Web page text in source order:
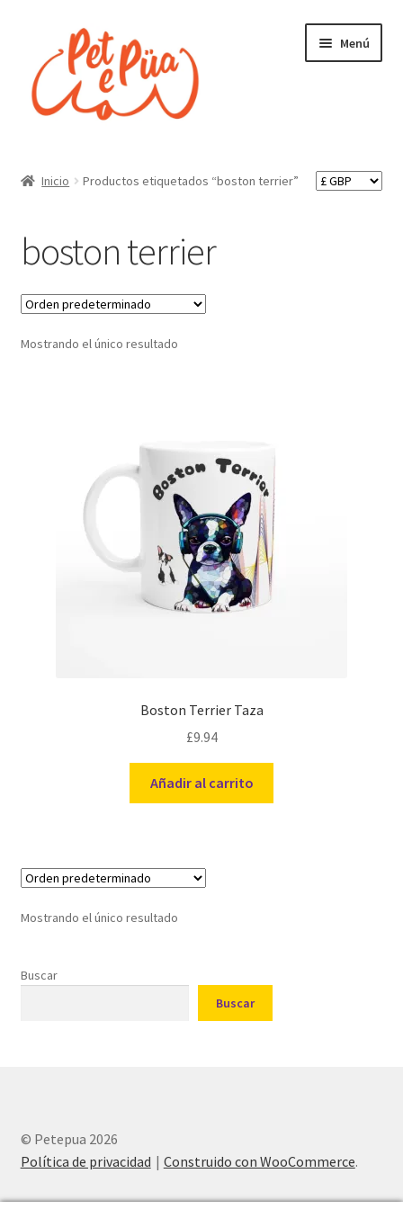
navegación
contenido
Menú
Finalizar compra
Tienda
Política de envíos, pedidos y devoluciones
Inicio Productos etiquetados “boston terrier”
boston terrier
Mostrando el único resultado
Boston Terrier Taza
£9.94
Añadir al carrito
Mostrando el único resultado
Buscar
Buscar
© Petepua 2026
Política de privacidad
Construido con WooCommerce.